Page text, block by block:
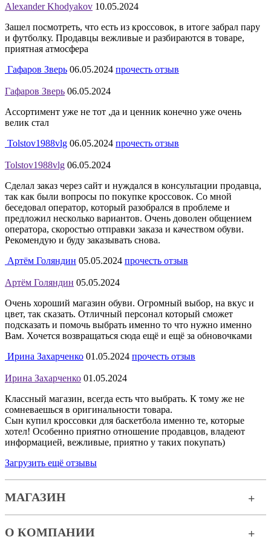
Alexander Khodyakov 10.05.2024
Зашел посмотреть, что есть из кроссовок, в итоге забрал пару
и футболку. Продавцы вежливые и разбираются в товаре,
приятная атмосфера
Гафаров Зверь 06.05.2024 прочесть отзыв
Гафаров Зверь 06.05.2024
Ассортимент уже не тот ,да и ценник конечно уже очень
велик стал
Tolstov1988vlg 06.05.2024 прочесть отзыв
Tolstov1988vlg 06.05.2024
Сделал заказ через сайт и нуждался в консультации продавца,
так как были вопросы по покупке кроссовок. Со мной
беседовал оператор, который разобрался в проблеме и
предложил несколько вариантов. Очень доволен общением
оператора, скоростью отправки заказа и качеством обуви.
Рекомендую и буду заказывать снова.
Артём Голяндин 05.05.2024 прочесть отзыв
Артём Голяндин 05.05.2024
Очень хороший магазин обуви. Огромный выбор, на вкус и
цвет, так сказать. Отличный персонал который сможет
подсказать и помочь выбрать именно то что нужно именно
Вам. Хочется возвращаться сюда ещё и ещё за обновочками
Ирина Захарченко 01.05.2024 прочесть отзыв
Ирина Захарченко 01.05.2024
Классный магазин, всегда есть что выбрать. К тому же не
сомневаешься в оригинальности товара.
Сын купил кроссовки для баскетбола именно те, которые
хотел! Особенно приятно отношение продавцов, владеют
информацией, вежливые, приятно у таких покупать)
Загрузить ещё отзывы
МАГАЗИН
О КОМПАНИИ